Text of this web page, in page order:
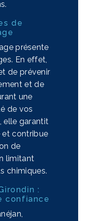
de
présente
En effet,
de prévenir
et de
une
de vos
elle garantit
et contribue
de
limitant
chimiques.
:
confiance